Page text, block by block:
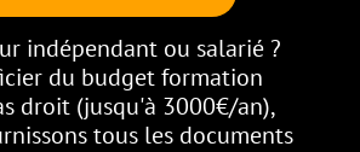
indépendant ou salarié ?
du budget formation
droit (jusqu'à 3000€/an),
tous les documents